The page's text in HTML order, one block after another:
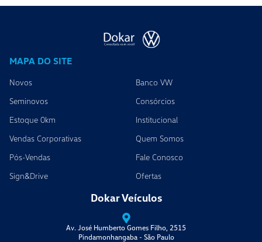
MAPA DO SITE
Novos
Seminovos
Estoque 0km
Vendas Corporativas
Pós-Vendas
Sign&Drive
Banco VW
Consórcios
Institucional
Quem Somos
Fale Conosco
Ofertas
Dokar Veículos
Av. José Humberto Gomes Filho, 2515
Pindamonhangaba - São Paulo